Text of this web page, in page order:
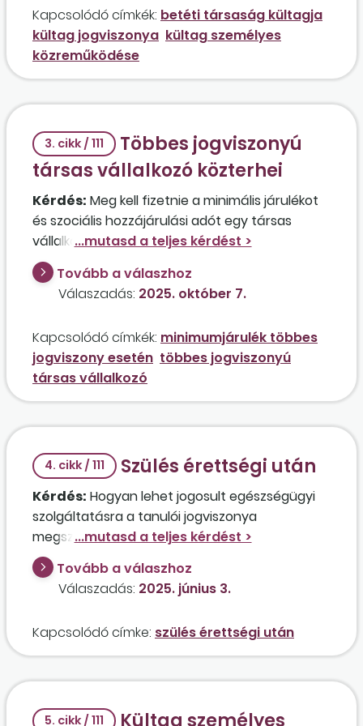
forintos megbízási díj ellenében végezné a
munkát.
Kapcsolódó címkék: betéti társaság kültagja
kültag jogviszonya kültag személyes
közreműködése
3. cikk / 111
Többes jogviszonyú
társas vállalkozó közterhei
Kérdés: Meg kell fizetnie a minimális járulékot
és szociális hozzájárulási adót egy társas
vállalkozónak abban az esetben, ha egy másik
gazdasági társaságban már biztosított társas
vállalkozó, és ebben a jogviszonyában minden
hónapban megfizeti legalább a minimálbér
gazdasági társaságban mint társas vállalkozó
rendelkezik heti 40 órás biztosítási
jogviszonnyal, és a minimálbérnél nagyobb
összeg után fizeti a járulékokat.
Tovább a válaszhoz
Válaszadás: 2025. október 7.
Kapcsolódó címkék: minimumjárulék többes
jogviszony esetén többes jogviszonyú
társas vállalkozó
4. cikk / 111 Szülés érettségi után
Kérdés: Hogyan lehet jogosult egészségügyi
szolgáltatásra a tanulói jogviszonya
megszűnését követően az a várandós
kismama, aki 2025 nyarán fejezi be középiskolai
tanulmányait, és a szülés várható ideje 2025.
december 5.? Miként változik a helyzet, ha a
személyesen közreműködik és jövedelmet
szerez?
Tovább a válaszhoz
Válaszadás: 2025. június 3.
Kapcsolódó címke: szülés érettségi után
5. cikk / 111
Kültag személyes